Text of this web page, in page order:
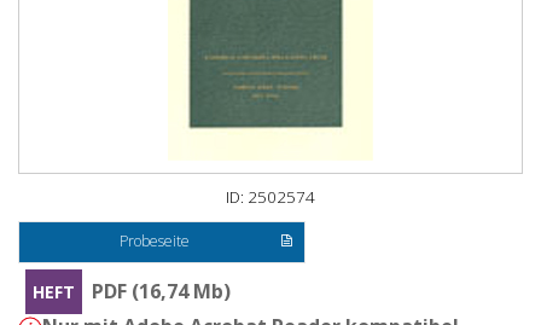
ID: 2502574
Probeseite
HEFT
PDF (16,74 Mb)